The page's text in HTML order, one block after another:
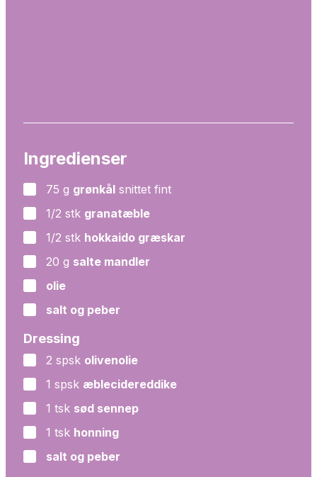
Ingredienser
▢
75 g grønkål snittet fint
▢
1/2 stk granatæble
▢
1/2 stk hokkaido græskar
▢
20 g salte mandler
▢
olie
▢
salt og peber
Dressing
▢
2 spsk olivenolie
▢
1 spsk æblecidereddike
▢
1 tsk sød sennep
▢
1 tsk honning
▢
salt og peber